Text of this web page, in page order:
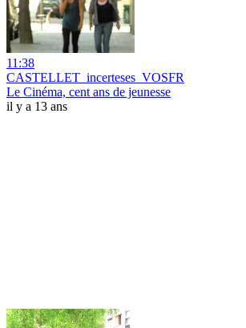
11:38
CASTELLET_incerteses_VOSFR
Le Cinéma, cent ans de jeunesse
il y a 13 ans